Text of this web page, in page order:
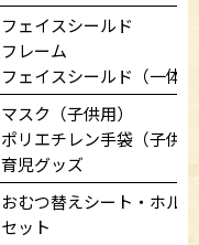
フェイスシールド
フレーム
フェイスシールド（一体
マスク（子供用）
ポリエチレン手袋（子供
育児グッズ
おむつ替えシート・ホル
セット